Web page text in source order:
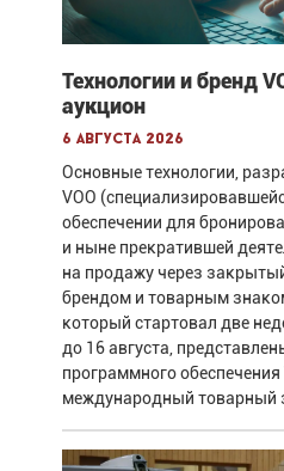
Технологии и бренд
аукцион
6 августа 2026
Основные технологии,
VOO
обеспечении для
и ныне прекратившей
на продажу через
брендом и товарным
который стартовал две
до 16 августа,
программного
международный товарный